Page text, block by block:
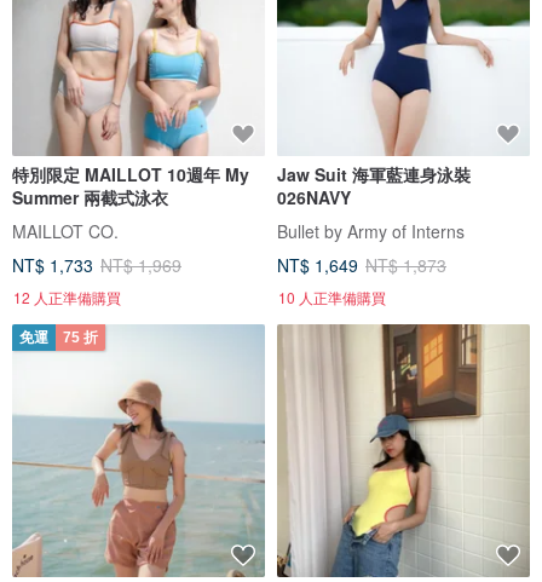
特別限定 MAILLOT 10週年 My
Summer 兩截式泳衣
MAILLOT CO.
NT$ 1,733 NT$ 1,969
12 人正準備購買
Jaw Suit 海軍藍連身泳裝
026NAVY
Bullet by Army of Interns
NT$ 1,649 NT$ 1,873
10 人正準備購買
免運 75 折